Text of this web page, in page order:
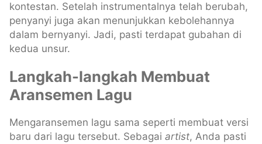
kontestan. Setelah instrumentalnya telah berubah,
penyanyi juga akan menunjukkan kebolehannya
dalam bernyanyi. Jadi, pasti terdapat gubahan di
kedua unsur.
Langkah-langkah Membuat
Aransemen Lagu
Mengaransemen lagu sama seperti membuat versi
baru dari lagu tersebut. Sebagai artist, Anda pasti